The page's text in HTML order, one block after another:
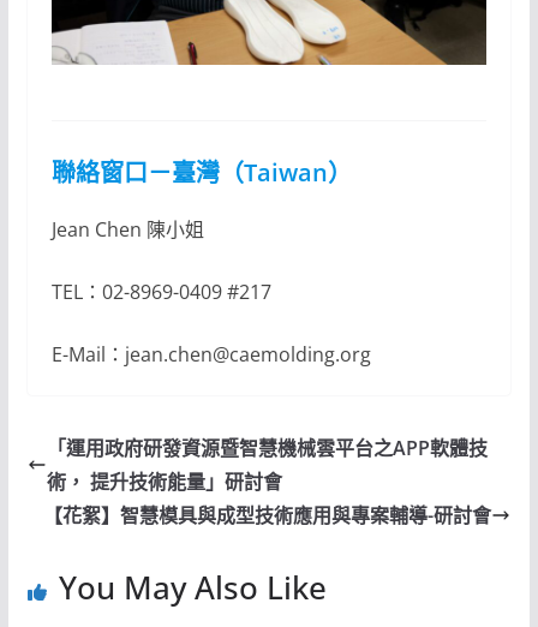
聯絡窗口－臺灣（Taiwan）
Jean Chen 陳小姐
TEL：02-8969-0409 #217
E-Mail：jean.chen@caemolding.org
「運用政府研發資源暨智慧機械雲平台之APP軟體技
術， 提升技術能量」研討會
【花絮】智慧模具與成型技術應用與專案輔導-研討會
You May Also Like